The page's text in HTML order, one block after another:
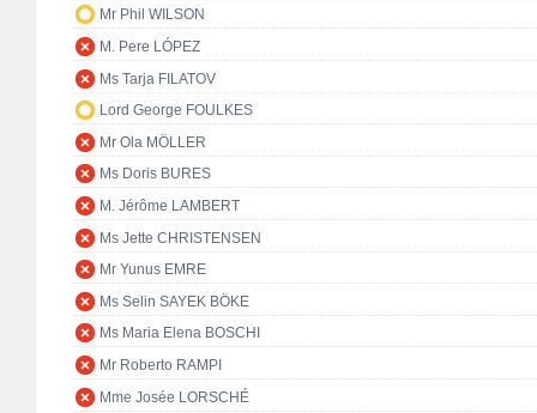
Mr Phil WILSON
M. Pere LÓPEZ
Ms Tarja FILATOV
Lord George FOULKES
Mr Ola MÖLLER
Ms Doris BURES
M. Jérôme LAMBERT
Ms Jette CHRISTENSEN
Mr Yunus EMRE
Ms Selin SAYEK BÖKE
Ms Maria Elena BOSCHI
Mr Roberto RAMPI
Mme Josée LORSCHÉ